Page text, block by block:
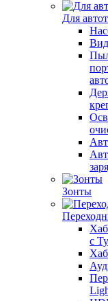
Для
Зонты
с